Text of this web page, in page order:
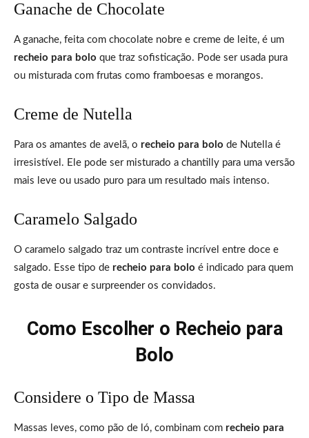
Ganache de Chocolate
A ganache, feita com chocolate nobre e creme de leite, é um
recheio para bolo que traz sofisticação. Pode ser usada pura
ou misturada com frutas como framboesas e morangos.
Creme de Nutella
Para os amantes de avelã, o recheio para bolo de Nutella é
irresistível. Ele pode ser misturado a chantilly para uma versão
mais leve ou usado puro para um resultado mais intenso.
Caramelo Salgado
O caramelo salgado traz um contraste incrível entre doce e
salgado. Esse tipo de recheio para bolo é indicado para quem
gosta de ousar e surpreender os convidados.
Como Escolher o Recheio para
Bolo
Considere o Tipo de Massa
Massas leves, como pão de ló, combinam com recheio para